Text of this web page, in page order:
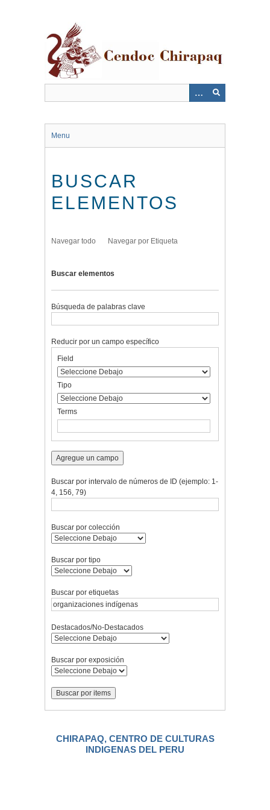
Menu
BUSCAR
ELEMENTOS
Navegar todo Navegar por Etiqueta
Buscar elementos
Búsqueda de palabras clave
rows
"Reducir
por
específico":
1
Reducir por un campo específico
de
búsqueda
de
búsqueda
de
búsqueda
de
Búsqueda
Field
Tipo
Terms
Agregue un campo
Buscar por intervalo de números de ID (ejemplo: 1-
4, 156, 79)
Buscar por colección
Buscar por tipo
Buscar por etiquetas
Destacados/No-Destacados
Buscar por exposición
CHIRAPAQ, CENTRO DE CULTURAS
INDIGENAS DEL PERU